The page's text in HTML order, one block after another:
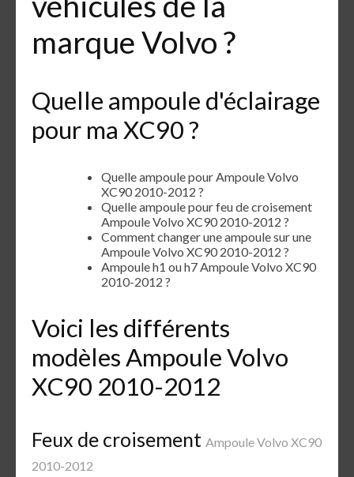
marque Volvo ?
Quelle ampoule d'éclairage
pour ma XC90 ?
Quelle ampoule pour Ampoule Volvo
XC90 2010-2012 ?
Quelle ampoule pour feu de croisement
Ampoule Volvo XC90 2010-2012 ?
Comment changer une ampoule sur une
Ampoule Volvo XC90 2010-2012 ?
Ampoule h1 ou h7 Ampoule Volvo XC90
2010-2012 ?
Voici les différents
modèles Ampoule Volvo
XC90 2010-2012
Feux de croisement Ampoule Volvo XC90
2010-2012